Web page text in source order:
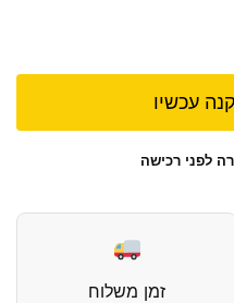
קנה עכשיו
לפני רכישה
זמן משלוח